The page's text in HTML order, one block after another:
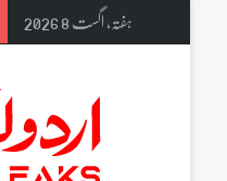
ہفتہ, اگست 8 2026